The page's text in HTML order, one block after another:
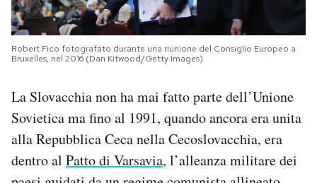
Robert Fico fotografato durante una riunione del Consiglio Europeo a
Bruxelles, nel 2016 (Dan Kitwood/Getty Images)
La Slovacchia non ha mai fatto parte dell’Unione
Sovietica ma fino al 1991, quando ancora era unita
alla Repubblica Ceca nella Cecoslovacchia, era
dentro al Patto di Varsavia, l’alleanza militare dei